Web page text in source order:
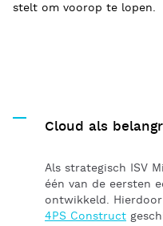
stelt om voorop te lopen.
Cloud als
Als strategisch ISV
één van de eersten
ontwikkeld.
4PS Construct